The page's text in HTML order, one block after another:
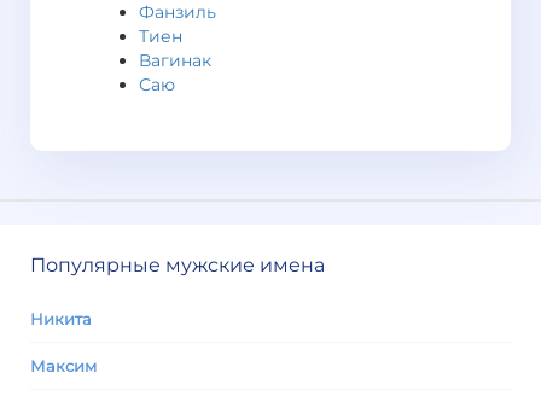
Фанзиль
Тиен
Вагинак
Саю
Популярные мужские имена
Никита
Максим